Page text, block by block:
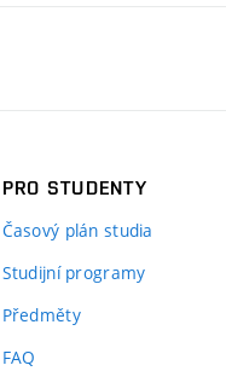
PRO STUDENTY
Časový plán studia
Studijní programy
Předměty
FAQ